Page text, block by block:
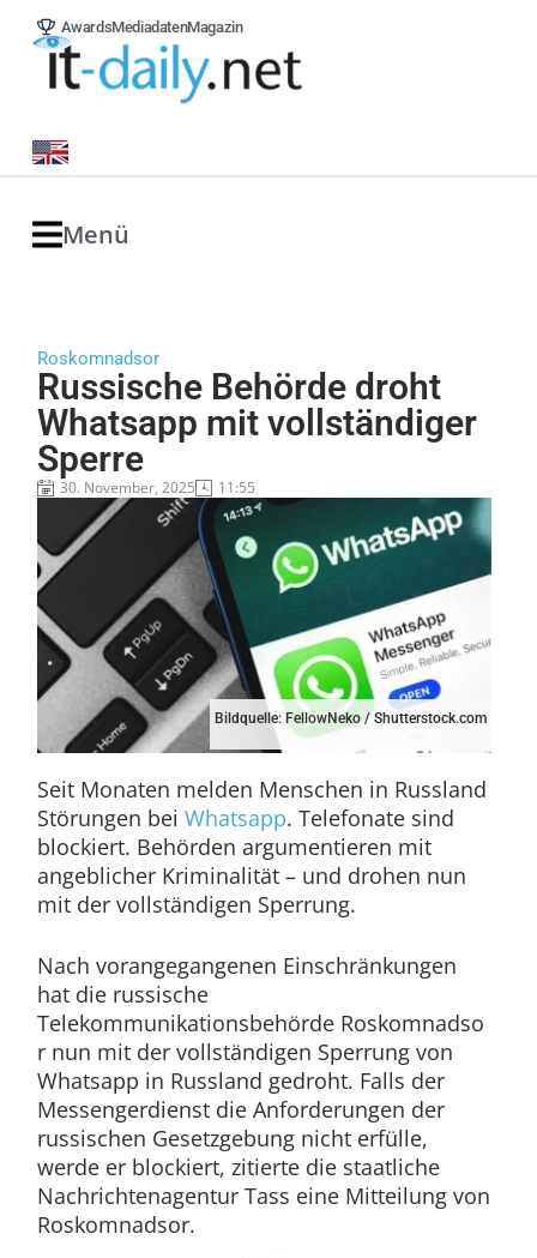
AwardsMediadatenMagazin
Menü
Roskomnadsor
Russische Behörde droht
Whatsapp mit vollständiger
Sperre
30. November, 2025 11:55
Bildquelle: FellowNeko / Shutterstock.com
Seit Monaten melden Menschen in Russland
Störungen bei Whatsapp. Telefonate sind
blockiert. Behörden argumentieren mit
angeblicher Kriminalität – und drohen nun
mit der vollständigen Sperrung.
Nach vorangegangenen Einschränkungen
hat die russische
Telekommunikationsbehörde Roskomnadso
r nun mit der vollständigen Sperrung von
Whatsapp in Russland gedroht. Falls der
Messengerdienst die Anforderungen der
russischen Gesetzgebung nicht erfülle,
werde er blockiert, zitierte die staatliche
Nachrichtenagentur Tass eine Mitteilung von
Roskomnadsor.